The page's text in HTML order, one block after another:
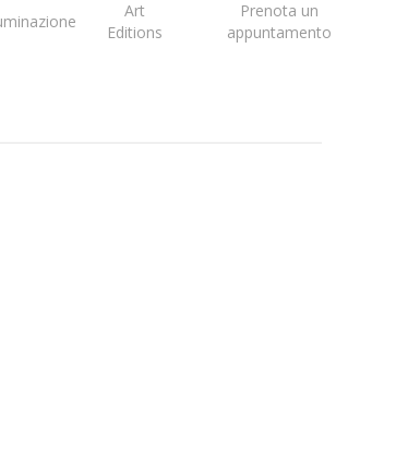
Art
Editions
Prenota un
appuntamento